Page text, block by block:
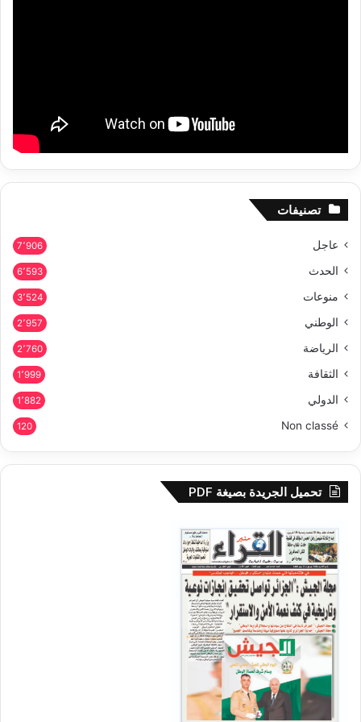
تصنيفات
عاجل 7٬906
الحدث 6٬593
منوعات 3٬524
الوطني 2٬957
الرياضة 2٬760
الثقافة 1٬999
الدولي 1٬882
Non classé
120
تحميل الجريدة بصيغة PDF